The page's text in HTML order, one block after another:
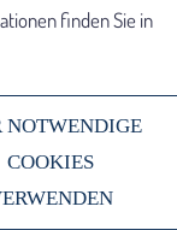
finden Sie in
NOTWENDIGE
COOKIES